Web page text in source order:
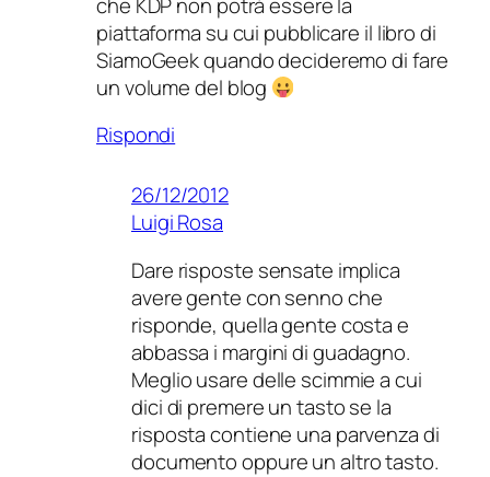
piattaforma su cui pubblicare il libro di
SiamoGeek quando decideremo di fare
un volume del blog
Rispondi
26/12/2012
Luigi Rosa
Dare risposte sensate implica
avere gente con senno che
risponde, quella gente costa e
abbassa i margini di guadagno.
Meglio usare delle scimmie a cui
dici di premere un tasto se la
risposta contiene una parvenza di
documento oppure un altro tasto.